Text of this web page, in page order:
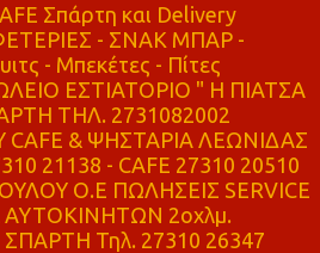
Σπάρτη και Delivery
- ΣΝΑΚ ΜΠΑΡ -
- Μπεκέτες - Πίτες
ΕΣΤΙΑΤΟΡΙΟ " Η ΠΙΑΤΣΑ
ΤΗΛ. 2731082002
CAFE & ΨΗΣΤΑΡΙΑ ΛΕΩΝΙΔΑΣ
21138 - CAFE 27310 20510
Ο.Ε ΠΩΛΗΣΕΙΣ SERVICE
2οχλμ.
ΣΠΑΡΤΗ Τηλ. 27310 26347